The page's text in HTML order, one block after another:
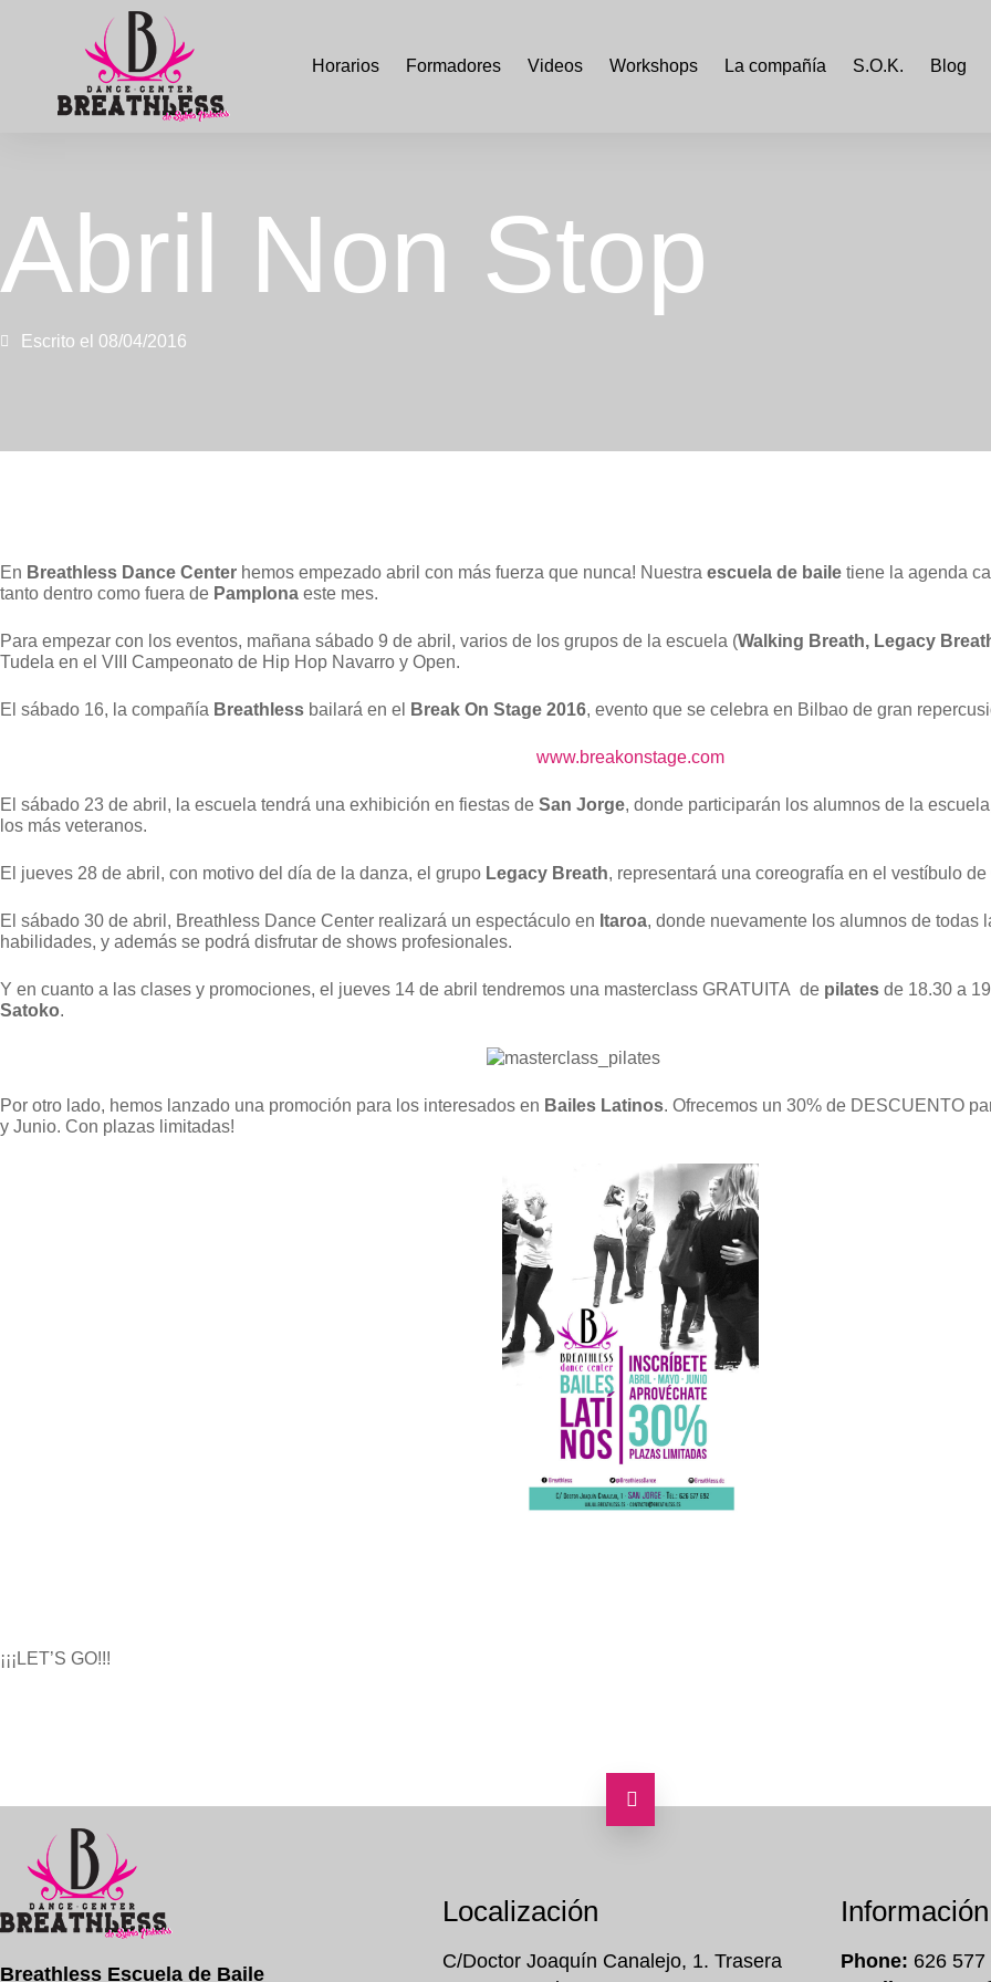
Horarios Formadores Videos Workshops La compañía S.O.K. Blog
Abril Non Stop
Escrito el 08/04/2016
En Breathless Dance Center hemos empezado abril con más fuerza que nunca! Nuestra escuela de baile tiene la agenda
tanto dentro como fuera de Pamplona este mes.
Para empezar con los eventos, mañana sábado 9 de abril, varios de los grupos de la escuela (Walking Breath, Legacy
Tudela en el VIII Campeonato de Hip Hop Navarro y Open.
El sábado 16, la compañía Breathless bailará en el Break On Stage 2016, evento que se celebra en Bilbao de gran
www.breakonstage.com
El sábado 23 de abril, la escuela tendrá una exhibición en fiestas de San Jorge, donde participarán los alumnos de la
los más veteranos.
El jueves 28 de abril, con motivo del día de la danza, el grupo Legacy Breath, representará una coreografía en el vestíbulo de
El sábado 30 de abril, Breathless Dance Center realizará un espectáculo en Itaroa, donde nuevamente los alumnos de todas
habilidades, y además se podrá disfrutar de shows profesionales.
Y en cuanto a las clases y promociones, el jueves 14 de abril tendremos una masterclass GRATUITA de pilates de 18.30 a
Satoko.
Por otro lado, hemos lanzado una promoción para los interesados en Bailes Latinos. Ofrecemos un 30% de DESCUENTO
y Junio. Con plazas limitadas!
¡¡¡LET’S GO!!!
Breathless Escuela de Baile
Localización
C/Doctor Joaquín Canalejo, 1. Trasera
Phone: 626 577